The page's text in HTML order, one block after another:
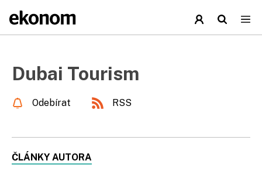
Dubai Tourism
Odebírat RSS
ČLÁNKY AUTORA